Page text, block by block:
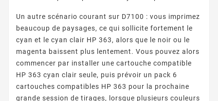
Un autre scénario courant sur D7100 : vous imprimez
beaucoup de paysages, ce qui sollicite fortement le
cyan et le cyan clair HP 363, alors que le noir ou le
magenta baissent plus lentement. Vous pouvez alors
commencer par installer une cartouche compatible
HP 363 cyan clair seule, puis prévoir un pack 6
cartouches compatibles HP 363 pour la prochaine
grande session de tirages, lorsque plusieurs couleurs